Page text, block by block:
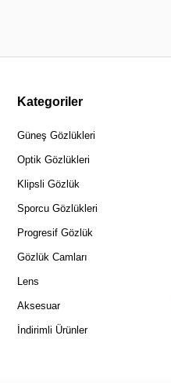
Kategoriler
Güneş Gözlükleri
Optik Gözlükleri
Klipsli Gözlük
Sporcu Gözlükleri
Progresif Gözlük
Gözlük Camları
Lens
Aksesuar
İndirimli Ürünler